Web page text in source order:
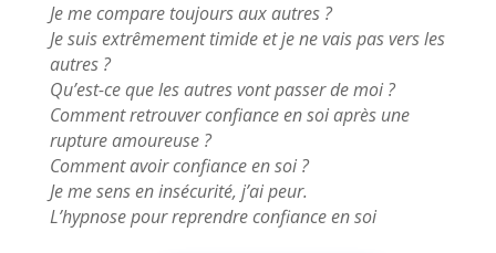
Je me compare toujours aux autres ?
Je suis extrêmement timide et je ne vais pas vers les
autres ?
Qu’est-ce que les autres vont passer de moi ?
Comment retrouver confiance en soi après une
rupture amoureuse ?
Comment avoir confiance en soi ?
Je me sens en insécurité, j’ai peur.
L’hypnose pour reprendre confiance en soi